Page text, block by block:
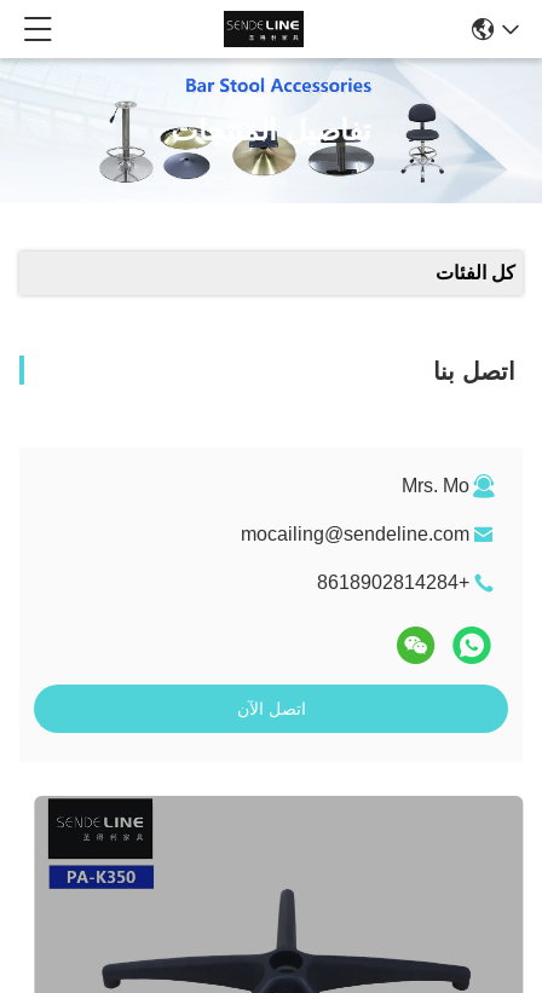
تفاصيل المنتجات
كل الفئات
اتصل بنا
Mrs. Mo
mocailing@sendeline.com
+8618902814284
اتصل الآن